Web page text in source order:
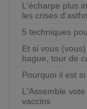
L'écharpe plus
les crises
5 techniques
Et si vous
bague, tour de
Pourquoi il est
L'Assemble
vaccins